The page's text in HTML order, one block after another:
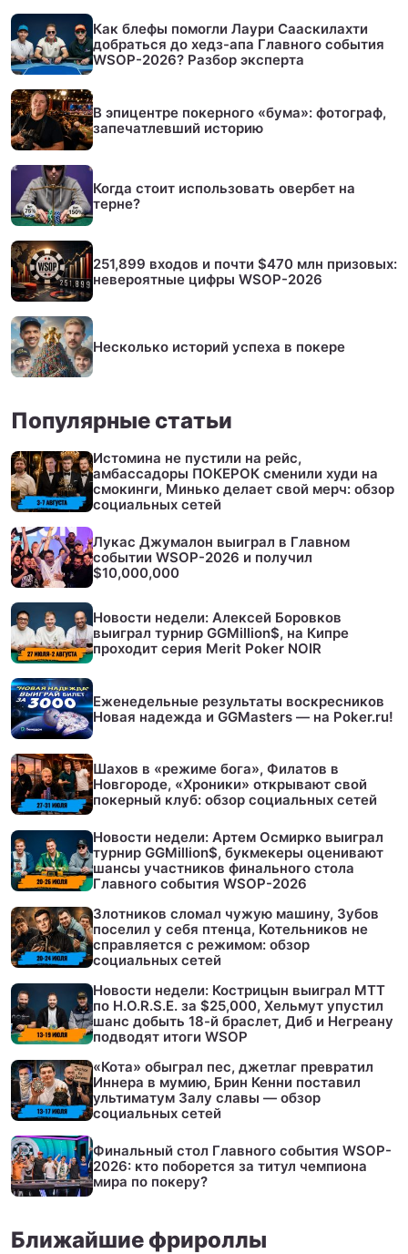
Как блефы помогли Лаури Сааскилахти
добраться до хедз-апа Главного события
WSOP-2026? Разбор эксперта
В эпицентре покерного «бума»: фотограф,
запечатлевший историю
Когда стоит использовать овербет на
терне?
251,899 входов и почти $470 млн призовых:
невероятные цифры WSOP-2026
Несколько историй успеха в покере
Популярные статьи
Истомина не пустили на рейс,
амбассадоры ПОКЕРОК сменили худи на
смокинги, Минько делает свой мерч: обзор
социальных сетей
Лукас Джумалон выиграл в Главном
событии WSOP-2026 и получил
$10,000,000
Новости недели: Алексей Боровков
выиграл турнир GGMillion$, на Кипре
проходит серия Merit Poker NOIR
Еженедельные результаты воскресников
Новая надежда и GGMasters — на Poker.ru!
Шахов в «режиме бога», Филатов в
Новгороде, «Хроники» открывают свой
покерный клуб: обзор социальных сетей
Новости недели: Артем Осмирко выиграл
турнир GGMillion$, букмекеры оценивают
шансы участников финального стола
Главного события WSOP-2026
Злотников сломал чужую машину, Зубов
поселил у себя птенца, Котельников не
справляется с режимом: обзор
социальных сетей
Новости недели: Кострицын выиграл МТТ
по H.O.R.S.E. за $25,000, Хельмут упустил
шанс добыть 18-й браслет, Диб и Негреану
подводят итоги WSOP
«Кота» обыграл пес, джетлаг превратил
Иннера в мумию, Брин Кенни поставил
ультиматум Залу славы — обзор
социальных сетей
Финальный стол Главного события WSOP-
2026: кто поборется за титул чемпиона
мира по покеру?
Ближайшие фрироллы